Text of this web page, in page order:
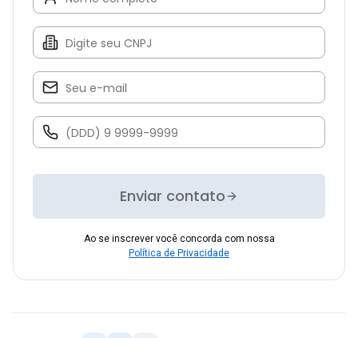
Enviar contato
Ao se inscrever você concorda com nossa
Política de Privacidade